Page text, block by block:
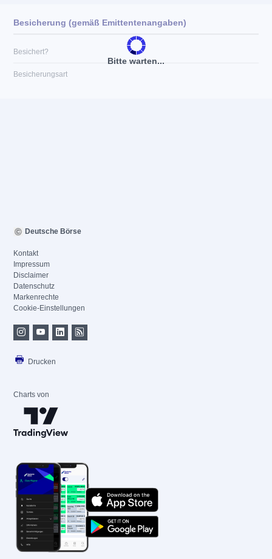
Bitte warten...
Besicherung (gemäß Emittentenangaben)
Besichert?
Besicherungsart
Deutsche Börse
Kontakt
Impressum
Disclaimer
Datenschutz
Markenrechte
Cookie-Einstellungen
Drucken
Charts von